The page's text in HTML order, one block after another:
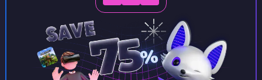
Jak zmienić MOTD za pomocą MiniMOTD
ServerListPlus to wtyczka
(Spigot/Paper/BungeeCord/Velocity) lub mod
(tylko Fabric/Sponge), który zmienia MOTD za
pomocą systemu MiniMessage i obsługuje RGB